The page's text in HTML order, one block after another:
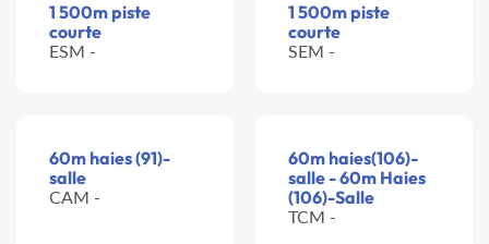
1 500m piste
courte
ESM -
1 500m piste
courte
SEM -
60m haies (91)-
salle
CAM -
60m haies(106)-
salle - 60m Haies
(106)-Salle
TCM -